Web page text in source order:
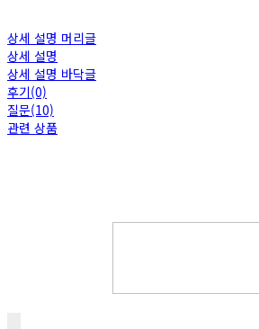
상세 설명 머리글
상세 설명
상세 설명 바닥글
후기(0)
질문(10)
관련 상품